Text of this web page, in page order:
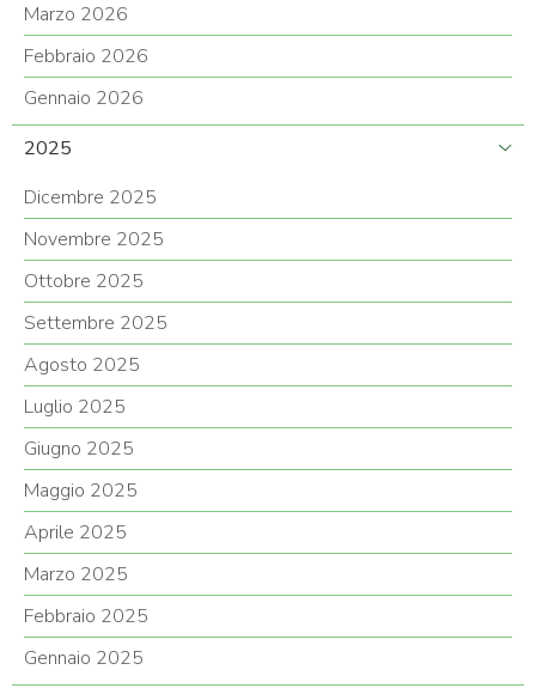
Marzo 2026
Febbraio 2026
Gennaio 2026
2025
Dicembre 2025
Novembre 2025
Ottobre 2025
Settembre 2025
Agosto 2025
Luglio 2025
Giugno 2025
Maggio 2025
Aprile 2025
Marzo 2025
Febbraio 2025
Gennaio 2025